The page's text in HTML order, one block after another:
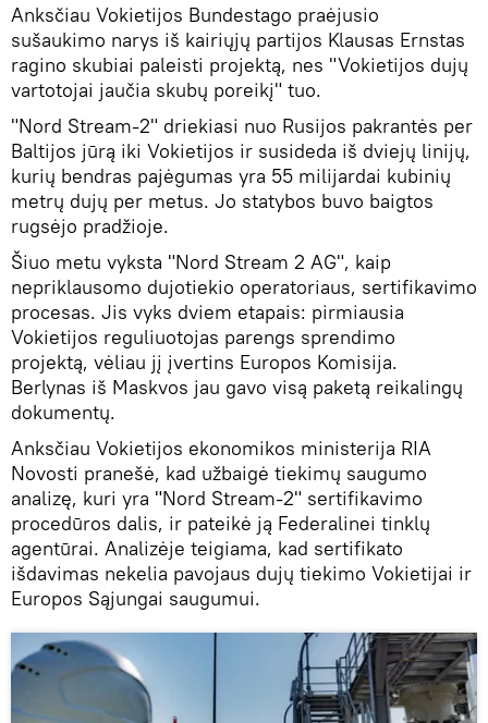
Anksčiau Vokietijos Bundestago praėjusio
sušaukimo narys iš kairiųjų partijos Klausas Ernstas
ragino skubiai paleisti projektą, nes "Vokietijos dujų
vartotojai jaučia skubų poreikį" tuo.
"Nord Stream-2" driekiasi nuo Rusijos pakrantės per
Baltijos jūrą iki Vokietijos ir susideda iš dviejų linijų,
kurių bendras pajėgumas yra 55 milijardai kubinių
metrų dujų per metus. Jo statybos buvo baigtos
rugsėjo pradžioje.
Šiuo metu vyksta "Nord Stream 2 AG", kaip
nepriklausomo dujotiekio operatoriaus, sertifikavimo
procesas. Jis vyks dviem etapais: pirmiausia
Vokietijos reguliuotojas parengs sprendimo
projektą, vėliau jį įvertins Europos Komisija.
Berlynas iš Maskvos jau gavo visą paketą reikalingų
dokumentų.
Anksčiau Vokietijos ekonomikos ministerija RIA
Novosti pranešė, kad užbaigė tiekimų saugumo
analizę, kuri yra "Nord Stream-2" sertifikavimo
procedūros dalis, ir pateikė ją Federalinei tinklų
agentūrai. Analizėje teigiama, kad sertifikato
išdavimas nekelia pavojaus dujų tiekimo Vokietijai ir
Europos Sąjungai saugumui.